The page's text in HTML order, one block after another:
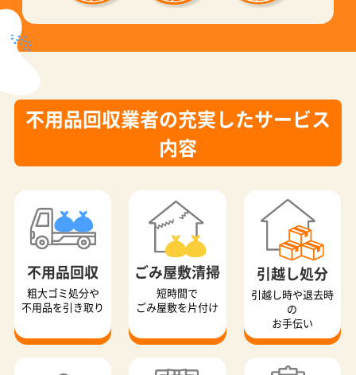
不用品回収業者の充実したサービス
内容
不用品回収
粗大ゴミ処分や
不用品を引き取り
ごみ屋敷清掃
短時間で
ごみ屋敷を片付け
引越し処分
引越し時や退去時
の
お手伝い